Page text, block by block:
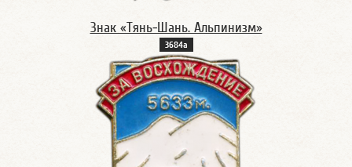
Знак «Тянь-Шань. Альпинизм»
3684а